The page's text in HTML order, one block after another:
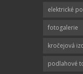
elektrické
fotogalerie
kročejová
podlahové